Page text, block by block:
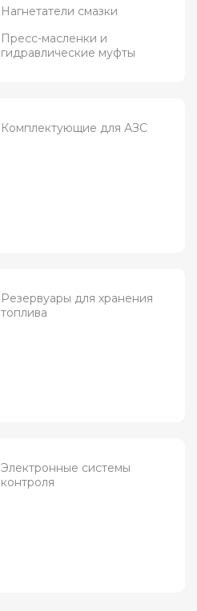
Нагнетатели смазки
Пресс-масленки и
гидравлические муфты
Комплектующие для АЗС
Резервуары для хранения
топлива
Электронные системы
контроля